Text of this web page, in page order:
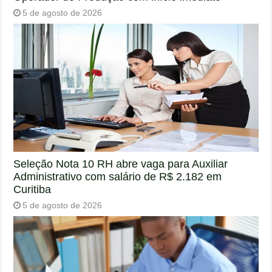
5 de agosto de 2026
Seleção Nota 10 RH abre vaga para Auxiliar
Administrativo com salário de R$ 2.182 em
Curitiba
5 de agosto de 2026